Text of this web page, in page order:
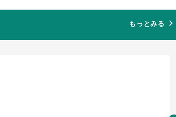
もっとみる